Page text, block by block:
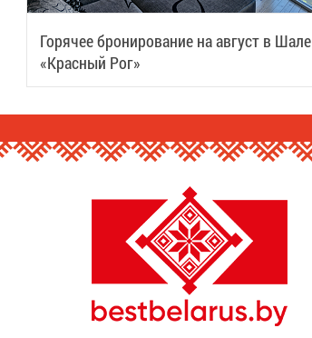
Горячее бронирование на август в Шале
«Красный Рог»